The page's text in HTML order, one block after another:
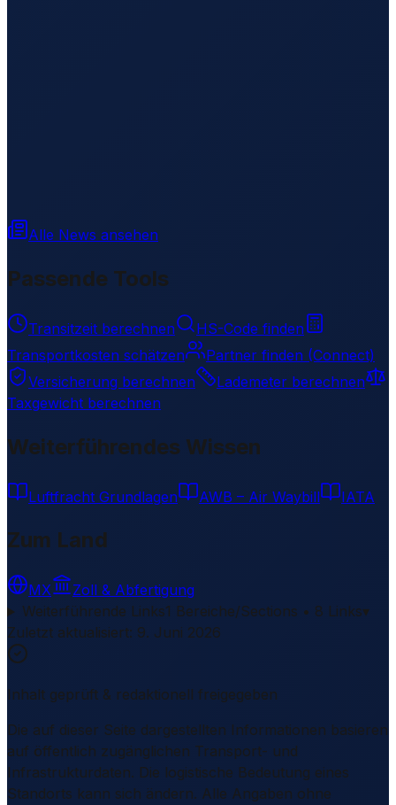
Alle News ansehen
Passende Tools
Transitzeit berechnen
HS-Code finden
Transportkosten schätzen
Partner finden (Connect)
Versicherung berechnen
Lademeter berechnen
Taxgewicht berechnen
Weiterführendes Wissen
Luftfracht Grundlagen AWB – Air Waybill IATA
Zum Land
MX
Zoll & Abfertigung
Weiterführende Links1 Bereiche/Sections • 8 Links▾
Zuletzt aktualisiert: 9. Juni 2026
Inhalt geprüft & redaktionell freigegeben
Die auf dieser Seite dargestellten Informationen basieren
auf öffentlich zugänglichen Transport- und
Infrastrukturdaten. Die logistische Bedeutung eines
Standorts kann sich ändern. Alle Angaben ohne